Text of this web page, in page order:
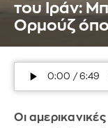
του Ιράν:
Ορμούζ
Οι